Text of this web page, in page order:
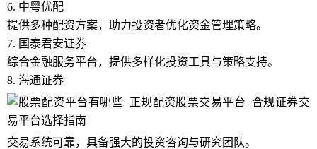
6. 中粤优配
提供多种配资方案，助力投资者优化资金管理策略。
7. 国泰君安证券
综合金融服务平台，提供多样化投资工具与策略支持。
8. 海通证券
交易系统可靠，具备强大的投资咨询与研究团队。